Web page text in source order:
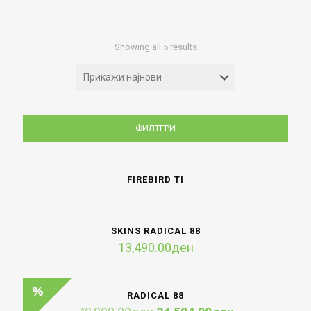
Showing all 5 resultsSorted
ФИЛТЕРИ
FIREBIRD TI
SKINS RADICAL 88
13,490.00ден
RADICAL 88